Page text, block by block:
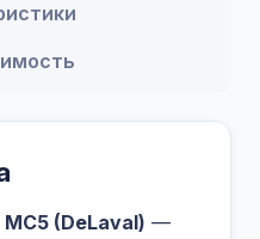
(DeLaval) —